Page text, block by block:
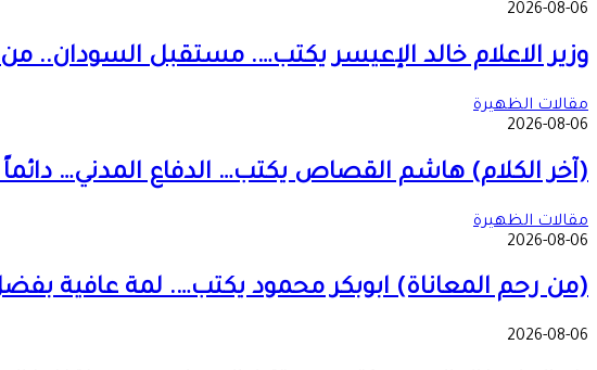
2026-08-06
وزير الاعلام خالد الإعيسر يكتب…. مستقبل السودان..
مقالات الظهيرة
2026-08-06
(آخر الكلام) هاشم القصاص يكتب… الدفاع المدني… دائماً في
مقالات الظهيرة
2026-08-06
(من رحم المعاناة) ابوبكر محمود يكتب…. لمة عافية
2026-08-06